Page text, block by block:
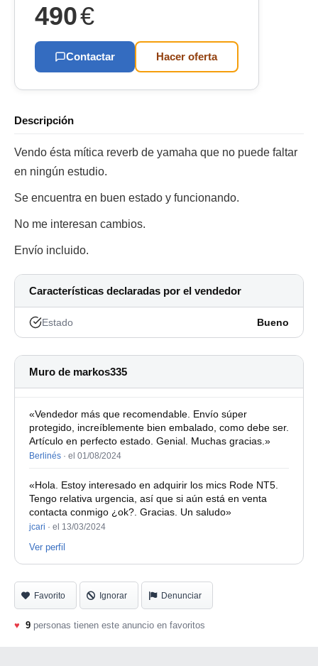
490€
Contactar Hacer oferta
Descripción
Vendo ésta mítica reverb de yamaha que no puede faltar
en ningún estudio.
Se encuentra en buen estado y funcionando.
No me interesan cambios.
Envío incluido.
Características declaradas por el vendedor
Estado Bueno
Muro de markos335
«Vendedor más que recomendable. Envío súper
protegido, increíblemente bien embalado, como debe ser.
Artículo en perfecto estado. Genial. Muchas gracias.»
Berlinés · el 01/08/2024
«Hola. Estoy interesado en adquirir los mics Rode NT5.
Tengo relativa urgencia, así que si aún está en venta
contacta conmigo ¿ok?. Gracias. Un saludo»
jcari · el 13/03/2024
Ver perfil
Favorito Ignorar Denunciar
♥ 9 personas tienen este anuncio en favoritos